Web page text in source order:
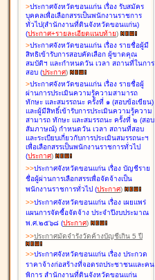
>ประกาศจังหวัดขอนแก่น เรื่อง รับสมัคร
บุคคลเพื่อเลือกสรรเป็นพนักงานราชการ
ทั่วไป(สำนักงานที่ดินจังหวัดขอนแก่น)
(ประกาศ+รายละเอียดแนบท้าย)
>ประกาศจังหวัดขอนแก่น เรื่อง รายชื่อผู้มี
สิทธิเข้ารับการสอบคัดเลือก ผู้ขาดคุณ
สมบัติฯ และกำหนดวัน เวลา สถานที่ในการ
สอบ (ประกาศ)
>ประกาศจังหวัดขอนแก่น เรื่อง รายชื่อผู้
ผ่านการประเมินความรู้ความสามารถ
ทักษะ และสมรรถนะ ครั้งที่ ๑ (สอบข้อเขียน)
และผู้มีสิทธิ์เข้ารับการประเมินความรู้ความ
สามารถ ทักษะ และสมรรถนะ ครั้งที่ ๒ (สอบ
สัมภาษณ์) กำหนดวัน เวลา สถานที่สอบ
และระเบียบเกี่ยวกับการประเมินสมรรถนะฯ
เพื่อเลือกสรรเป็นพนักงานราชการทั่วไป
(ประกาศ)
>>ประกาศจังหวัดขอนแก่น เรื่อง บัญชีราย
ชื่อผู้ผ่านการเลือกสรรเพื่อจัดจ้างเป็น
พนักงานราชการทั่วไป (ประกาศ)
>>ประกาศจังหวัดขอนแก่น เรื่อง เผยแพร่
แผนการจัดซื้อจัดจ้าง ประจำปีงบประมาณ
พ.ศ.๒๕๖๘ (ประกาศ)
>>ประกาศมัดจำรังวัดค้างบัญชีเกิน 5 ปี
>>ประกาศจังหวัดขอนแก่น เรื่อง ประกวด
ราคาจ้างก่อสร้างที่จอดรถประชาชนและคน
พิการ สำนักงานที่ดินจังหวัดขอนแก่น